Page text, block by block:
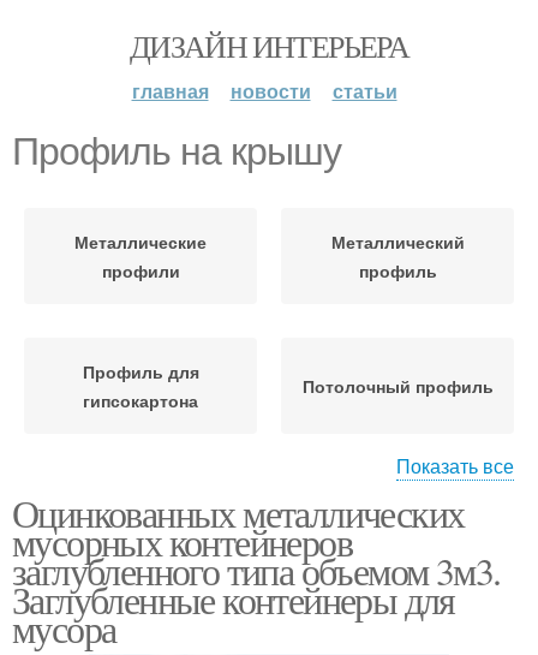
ДИЗАЙН ИНТЕРЬЕРА
главная новости статьи
Профиль на крышу
Металлические
профили
Металлический
профиль
Профиль для
гипсокартона
Потолочный профиль
Стоечный профиль
Показать все
Оцинкованных металлических
мусорных контейнеров
заглубленного типа объемом 3м3.
Заглубленные контейнеры для
мусора